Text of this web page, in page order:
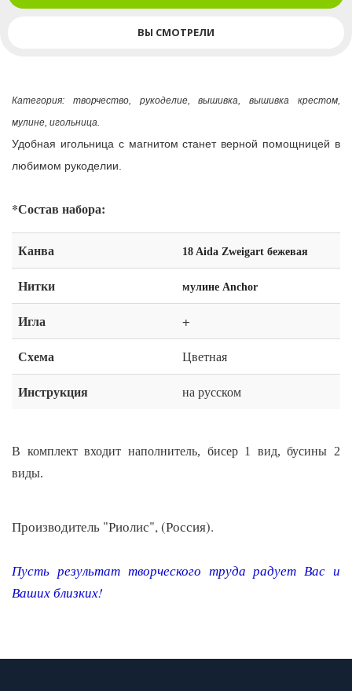
ВЫ СМОТРЕЛИ
Категория: творчество, рукоделие, вышивка, вышивка крестом,
мулине, игольница.
Удобная игольница с магнитом станет верной помощницей в
любимом рукоделии.
*Состав набора:
Канва 18 Aida Zweigart бежевая
Нитки мулине Anchor
Игла
+
Схема
Цветная
Инструкция на русском
В комплект входит наполнитель, бисер 1 вид, бусины 2
виды.
Производитель "Риолис", (Россия).
Пусть результат творческого труда радует Вас и
Ваших близких!